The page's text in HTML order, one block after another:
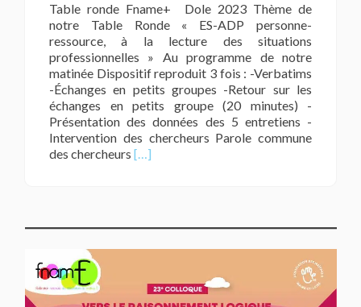
Table ronde Fname+ Dole 2023 Thème de
notre Table Ronde « ES-ADP personne-
ressource, à la lecture des situations
professionnelles » Au programme de notre
matinée Dispositif reproduit 3 fois : -Verbatims
-Échanges en petits groupes -Retour sur les
échanges en petits groupe (20 minutes) -
Présentation des données des 5 entretiens -
Intervention des chercheurs Parole commune
des chercheurs En
Table
ronde
[…]